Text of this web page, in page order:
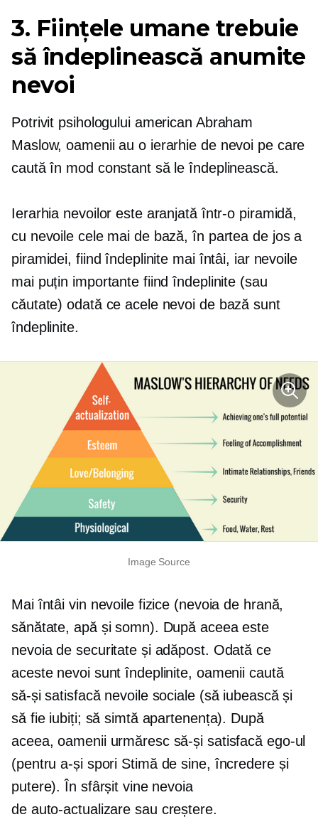
3. Ființele umane trebuie
să îndeplinească anumite
nevoi
Potrivit psihologului american Abraham
Maslow, oamenii au o ierarhie de nevoi pe care
caută în mod constant să le îndeplinească.
Ierarhia nevoilor este aranjată într-o piramidă,
cu nevoile cele mai de bază, în partea de jos a
piramidei, fiind îndeplinite mai întâi, iar nevoile
mai puțin importante fiind îndeplinite (sau
căutate) odată ce acele nevoi de bază sunt
îndeplinite.
Image Source
Mai întâi vin nevoile fizice (nevoia de hrană,
sănătate, apă și somn). După aceea este
nevoia de securitate și adăpost. Odată ce
aceste nevoi sunt îndeplinite, oamenii caută
să-și satisfacă nevoile sociale (să iubească și
să fie iubiți; să simtă apartenența). După
aceea, oamenii urmăresc să-și satisfacă ego-ul
(pentru a-și spori Stimă de sine, încredere și
putere). În sfârșit vine nevoia
de auto-actualizare sau creștere.